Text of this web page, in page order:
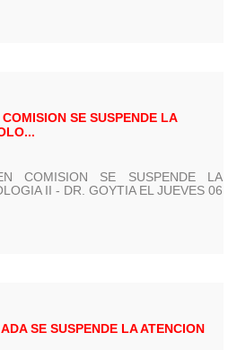
SE SUSPENDE LA
COMISION SE SUSPENDE LA
II - DR. GOYTIA EL JUEVES 06
SE SUSPENDE LA ATENCION